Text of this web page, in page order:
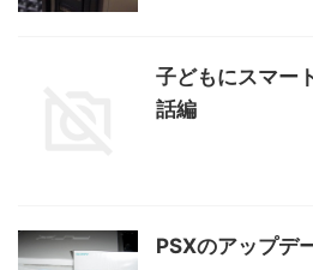
子どもにスマー
話編
PSXのアップデ